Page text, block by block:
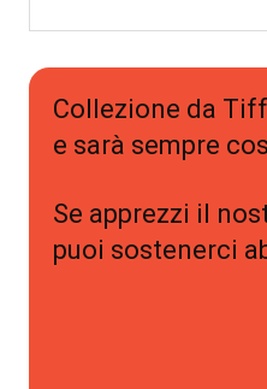
Collezione da
e sarà sempre
Se apprezzi il
puoi sostenerci